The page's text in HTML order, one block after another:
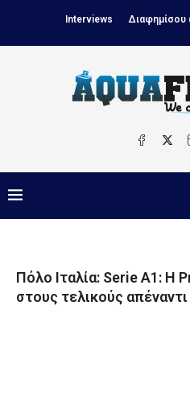
Interviews Διαφημίσου
Πόλο Ιταλία: Serie A1: Η
στους τελικούς